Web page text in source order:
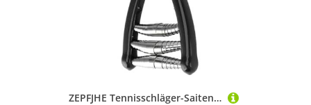
ZEPFJHE Tennisschläger-Saitenmaschine, Badminton-Saitenklemme, 3/4-Federstarter, Spannwerkzeug, Ausrüstung für dauerhaften Federstart, Saitenwerkzeug für Badmintonschläger